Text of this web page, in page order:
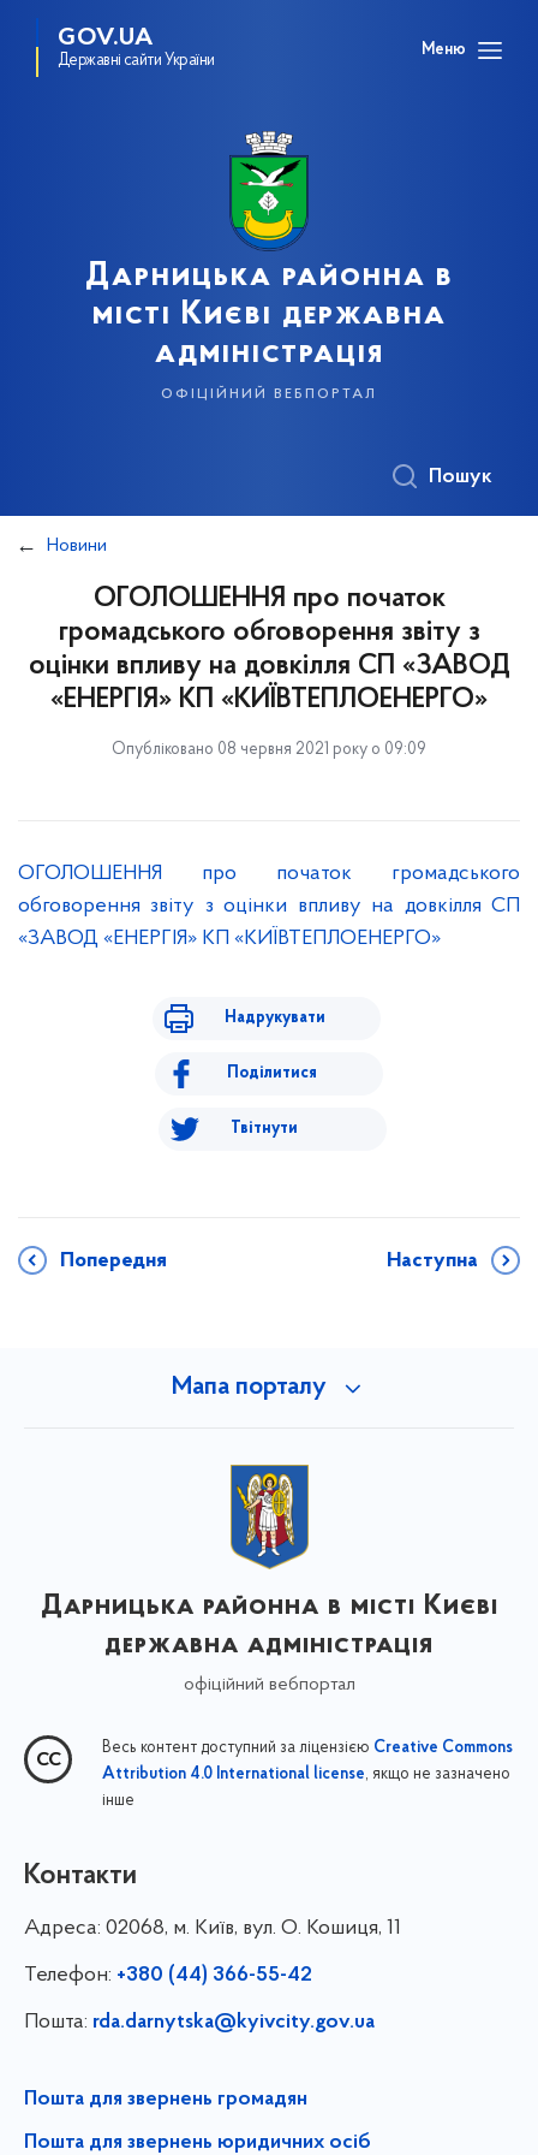
GOV.UA
Державні сайти України
Меню
Дарницька районна в
місті Києві державна
адміністрація
офіційний вебпортал
Пошук
Новини
ОГОЛОШЕННЯ про початок
громадського обговорення звіту з
оцінки впливу на довкілля СП «ЗАВОД
«ЕНЕРГІЯ» КП «КИЇВТЕПЛОЕНЕРГО»
Опубліковано 08 червня 2021 року о 09:09
ОГОЛОШЕННЯ про початок громадського
обговорення звіту з оцінки впливу на довкілля СП
«ЗАВОД «ЕНЕРГІЯ» КП «КИЇВТЕПЛОЕНЕРГО»
Надрукувати
Поділитися
Твітнути
Попередня Наступна
Мапа порталу
Дарницька районна в місті Києві
державна адміністрація
офіційний вебпортал
Весь контент доступний за ліцензією Creative Commons
Attribution 4.0 International license, якщо не зазначено
інше
Контакти
Адреса: 02068, м. Київ, вул. О. Кошиця, 11
Телефон: +380 (44) 366-55-42
Пошта: rda.darnytska@kyivcity.gov.ua
Пошта для звернень громадян
Пошта для звернень юридичних осіб